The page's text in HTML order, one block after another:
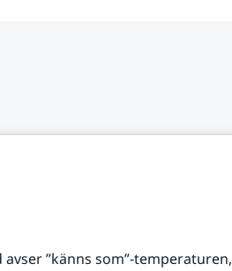
”känns som”-temperaturen,